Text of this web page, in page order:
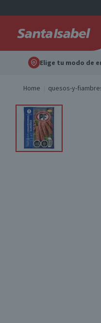
Elige tu modo de
Home quesos-y-